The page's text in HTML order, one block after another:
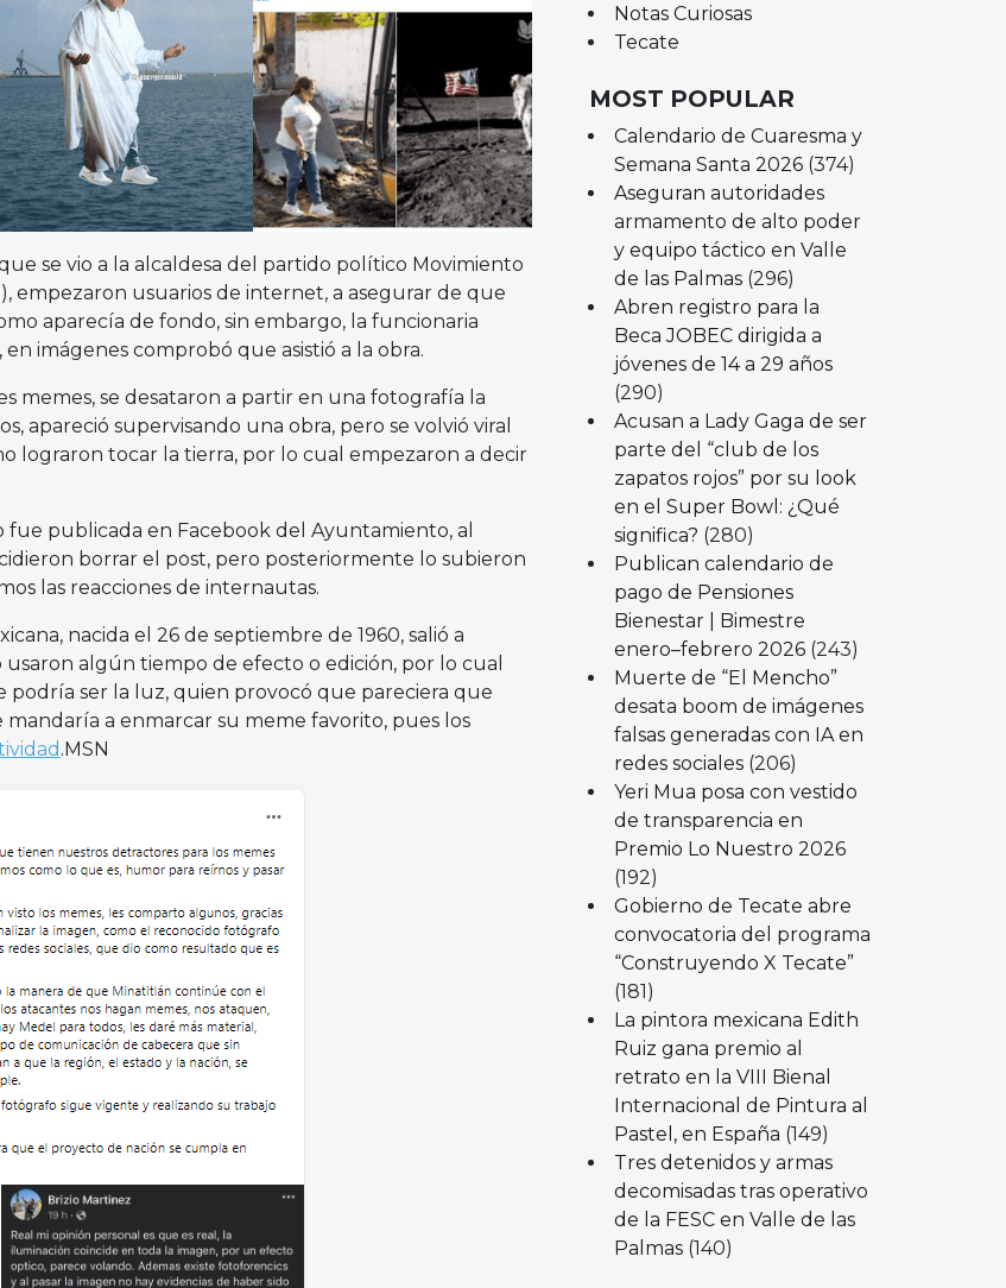
se vio a la alcaldesa del partido político Movimiento
empezaron usuarios de internet, a asegurar de que
aparecía de fondo, sin embargo, la funcionaria
imágenes comprobó que asistió a la obra.
memes, se desataron a partir en una fotografía la
apareció supervisando una obra, pero se volvió viral
lograron tocar la tierra, por lo cual empezaron a decir
publicada en Facebook del Ayuntamiento, al
borrar el post, pero posteriormente lo subieron
las reacciones de internautas.
nacida el 26 de septiembre de 1960, salió a
algún tiempo de efecto o edición, por lo cual
ser la luz, quien provocó que pareciera que
a enmarcar su meme favorito, pues los
.MSN
Notas Curiosas
Tecate
MOST POPULAR
Calendario de Cuaresma y
Semana Santa 2026 (374)
Aseguran autoridades
armamento de alto poder
y equipo táctico en Valle
de las Palmas (296)
Abren registro para la
Beca JOBEC dirigida a
jóvenes de 14 a 29 años
(290)
Acusan a Lady Gaga de ser
parte del “club de los
zapatos rojos” por su look
en el Super Bowl: ¿Qué
significa? (280)
Publican calendario de
pago de Pensiones
Bienestar | Bimestre
enero–febrero 2026 (243)
Muerte de “El Mencho”
desata boom de imágenes
falsas generadas con IA en
redes sociales (206)
Yeri Mua posa con vestido
de transparencia en
Premio Lo Nuestro 2026
(192)
Gobierno de Tecate abre
convocatoria del programa
“Construyendo X Tecate”
(181)
La pintora mexicana Edith
Ruiz gana premio al
retrato en la VIII Bienal
Internacional de Pintura al
Pastel, en España (149)
Tres detenidos y armas
decomisadas tras operativo
de la FESC en Valle de las
Palmas (140)